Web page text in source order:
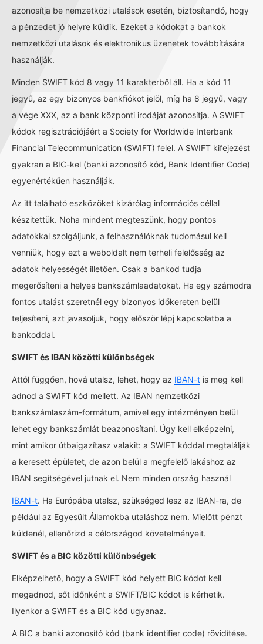
azonosítja be nemzetközi utalások esetén, biztosítandó, hogy
a pénzedet jó helyre küldik. Ezeket a kódokat a bankok
nemzetközi utalások és elektronikus üzenetek továbbítására
használják.
Minden SWIFT kód 8 vagy 11 karakterből áll. Ha a kód 11
jegyű, az egy bizonyos bankfiókot jelöl, míg ha 8 jegyű, vagy
a vége XXX, az a bank központi irodáját azonosítja. A SWIFT
kódok regisztrációjáért a Society for Worldwide Interbank
Financial Telecommunication (SWIFT) felel. A SWIFT kifejezést
gyakran a BIC-kel (banki azonosító kód, Bank Identifier Code)
egyenértékűen használják.
Az itt található eszközöket kizárólag információs céllal
készitettük. Noha mindent megteszünk, hogy pontos
adatokkal szolgáljunk, a felhasználóknak tudomásul kell
venniük, hogy ezt a weboldalt nem terheli felelősség az
adatok helyességét illetően. Csak a bankod tudja
megerősíteni a helyes bankszámlaadatokat. Ha egy számodra
fontos utalást szeretnél egy bizonyos időkereten belül
teljesíteni, azt javasoljuk, hogy először lépj kapcsolatba a
bankoddal.
SWIFT és IBAN közötti különbségek
Attól függően, hová utalsz, lehet, hogy az IBAN-t is meg kell
adnod a SWIFT kód mellett. Az IBAN nemzetközi
bankszámlaszám-formátum, amivel egy intézményen belül
lehet egy bankszámlát beazonosítani. Úgy kell elképzelni,
mint amikor útbaigazítasz valakit: a SWIFT kóddal megtalálják
a keresett épületet, de azon belül a megfelelő lakáshoz az
IBAN segítségével jutnak el. Nem minden ország használ
IBAN-t. Ha Európába utalsz, szükséged lesz az IBAN-ra, de
például az Egyesült Államokba utaláshoz nem. Mielőtt pénzt
küldenél, ellenőrizd a célországod követelményeit.
SWIFT és a BIC közötti különbségek
Elképzelhető, hogy a SWIFT kód helyett BIC kódot kell
megadnod, sőt időnként a SWIFT/BIC kódot is kérhetik.
Ilyenkor a SWIFT és a BIC kód ugyanaz.
A BIC a banki azonosító kód (bank identifier code) rövidítése.